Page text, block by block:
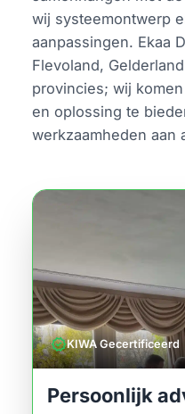
wij systeemontwerp
aanpassingen. Ekaa
Flevoland,
provincies; wij
en oplossing te
werkzaamheden aan
verifiedKIWA Gecertificeerd
Persoonlijk